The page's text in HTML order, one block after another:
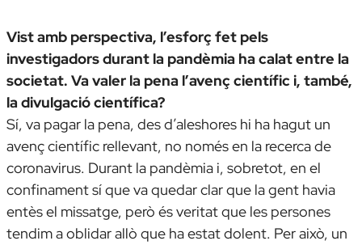
Vist amb perspectiva, l’esforç fet pels
investigadors durant la pandèmia ha calat entre la
societat. Va valer la pena l’avenç científic i, també,
la divulgació científica?
Sí, va pagar la pena, des d’aleshores hi ha hagut un
avenç científic rellevant, no només en la recerca de
coronavirus. Durant la pandèmia i, sobretot, en el
confinament sí que va quedar clar que la gent havia
entès el missatge, però és veritat que les persones
tendim a oblidar allò que ha estat dolent. Per això, un